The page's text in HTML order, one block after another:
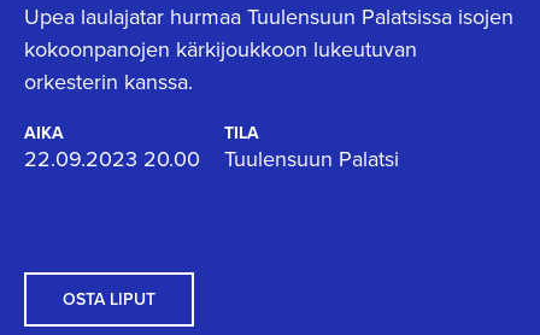
Upea laulajatar hurmaa Tuulensuun Palatsissa isojen
kokoonpanojen kärkijoukkoon lukeutuvan
orkesterin kanssa.
AIKA
22.09.2023 20.00
TILA
Tuulensuun Palatsi
OSTA LIPUT